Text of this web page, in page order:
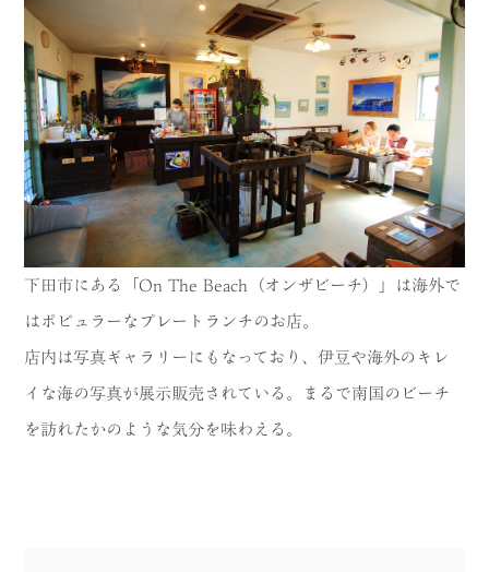
ACCESS
COLUMN
LINK
下田市にある「On The Beach（オンザビーチ）」は海外で
はポピュラーなプレートランチのお店。
店内は写真ギャラリーにもなっており、伊豆や海外のキレ
イな海の写真が展示販売されている。まるで南国のビーチ
を訪れたかのような気分を味わえる。